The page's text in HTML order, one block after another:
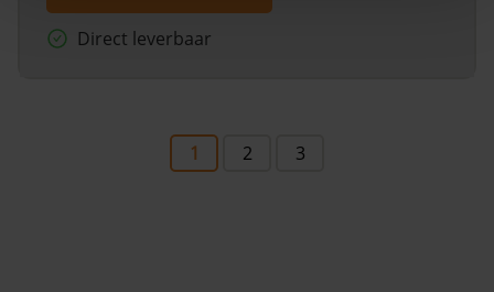
Direct leverbaar
1 2 3